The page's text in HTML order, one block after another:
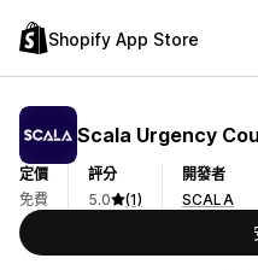
Shopify App Store
Scala Urgency
定價
免費
評分
5.0
(1)
開發者
SCALA